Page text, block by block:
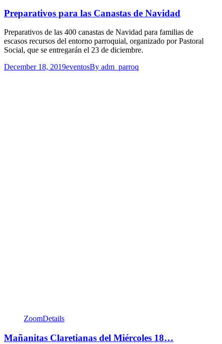
Preparativos para las Canastas de Navidad
Preparativos de las 400 canastas de Navidad para familias de
escasos recursos del entorno parroquial, organizado por Pastoral
Social, que se entregarán el 23 de diciembre.
December 18, 2019eventosBy adm_parroq
ZoomDetails
Mañanitas Claretianas del Miércoles 18…